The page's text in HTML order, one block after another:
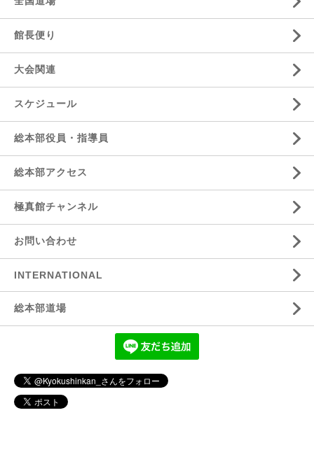
館長便り
大会関連
スケジュール
総本部役員・指導員
総本部アクセス
極真館チャンネル
お問い合わせ
INTERNATIONAL
総本部道場